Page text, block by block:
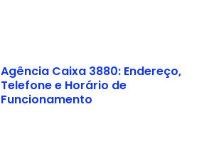
Agência Caixa 3880: Endereço,
Telefone e Horário de
Funcionamento